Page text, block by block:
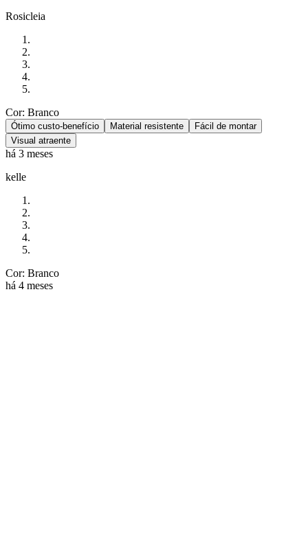
Rosicleia
Cor: Branco
Ótimo custo-benefício Material resistente
Fácil de montar
Visual atraente
há 3 meses
kelle
Cor: Branco
há 4 meses